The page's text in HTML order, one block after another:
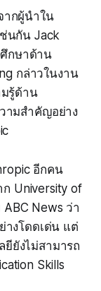
ากผู้นำใน
นกัน Jack
กษาด้าน
กล่าวในงาน
รู้ด้าน
ามสำคัญอย่าง
อีกคน
University of
News ว่า
างโดดเด่น แต่
ยังไม่สามารถ
Skills